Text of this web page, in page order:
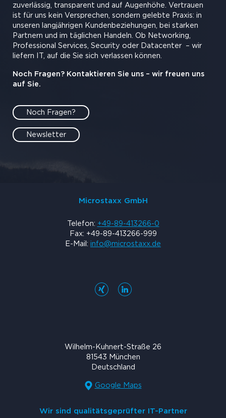
zuverlässig, transparent und auf Augenhöhe. Vertrauen
ist für uns kein Versprechen, sondern gelebte Praxis: in
unseren langjährigen Kundenbeziehungen, bei starken
Partnern und im täglichen Handeln. Ob Networking,
Professional Services, Security oder Datacenter – wir
liefern IT, auf die Sie sich verlassen können.
Noch Fragen? Kontaktieren Sie uns – wir freuen uns
auf Sie.
Noch Fragen?
Newsletter
Microstaxx GmbH
Telefon: +49-89-413266-0
Fax: +49-89-413266-999
E-Mail: info@microstaxx.de
Wilhelm-Kuhnert-Straße 26
81543 München
Deutschland
Google Maps
Wir sind qualitätsgeprüfter IT-Partner